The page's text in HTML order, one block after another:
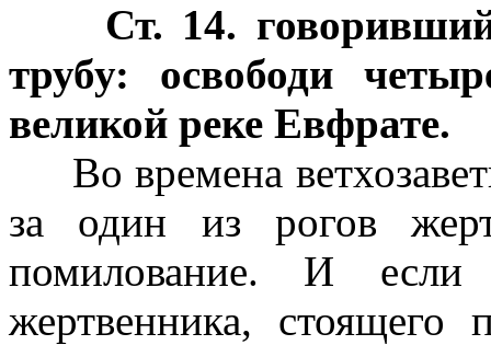
Ст. 14.
трубу: освободи
великой реке Евфрате.
Во времена
за один из рогов
помилование. И если
жертвенника,